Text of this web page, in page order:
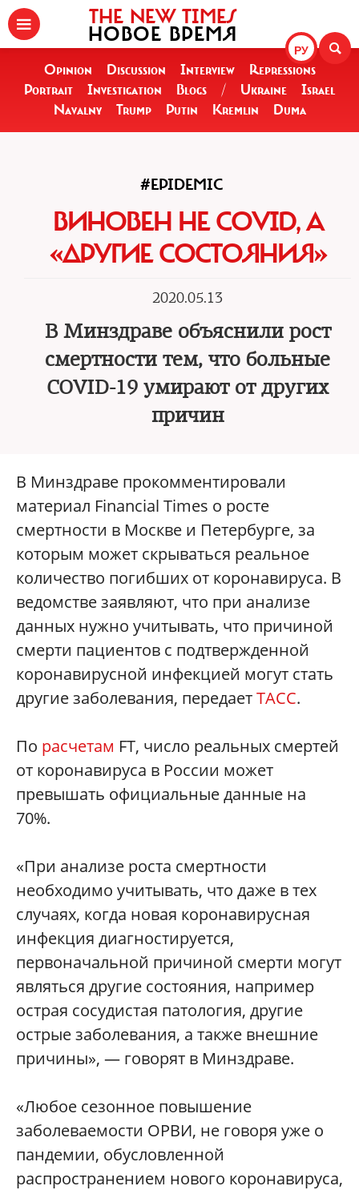
РУ
THE NEW TIMES
НОВОЕ ВРЕМЯ
Opinion Discussion Interview
Repressions
Portrait
Investigation Blogs / Ukraine
Israel
Navalny
Trump Putin Kremlin Duma
#EPIDEMIC
ВИНОВЕН НЕ COVID, А
«ДРУГИЕ СОСТОЯНИЯ»
2020.05.13
В Минздраве объяснили рост
смертности тем, что больные
COVID-19 умирают от других
причин
В Минздраве прокомментировали
материал Financial Times о росте
смертности в Москве и Петербурге, за
которым может скрываться реальное
количество погибших от коронавируса. В
ведомстве заявляют, что при анализе
данных нужно учитывать, что причиной
смерти пациентов с подтвержденной
коронавирусной инфекцией могут стать
другие заболевания, передаетТАСС.
По расчетам FT, число реальных смертей
от коронавируса в России может
превышать официальные данные на
70%.
«При анализе роста смертности
необходимо учитывать, что даже в тех
случаях, когда новая коронавирусная
инфекция диагностируется,
первоначальной причиной смерти могут
являться другие состояния, например
острая сосудистая патология, другие
острые заболевания, а также внешние
причины», — говорят в Минздраве.
«Любое сезонное повышение
заболеваемости ОРВИ, не говоря уже о
пандемии, обусловленной
распространением нового коронавируса,